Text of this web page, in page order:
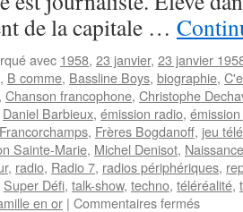
de la capitale …
avec 1958, 23 janvier, 23 janvier
, B comme, Bassline Boys, biographie,
, Chanson francophone, Christophe
Daniel Barbieux, émission radio,
Francorchamps, Frères Bogdanoff, jeu
Sainte-Marie, Michel Denisot, Naissance
, radio, Radio 7, radios périphériques,
Super Défi, talk-show, techno, téléréalité,
en or | Commentaires ferméssur